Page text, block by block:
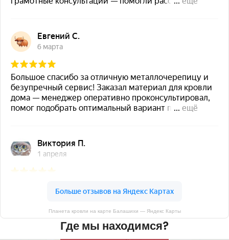
Планета кровли на карте Балашихи — Яндекс Карты
Где мы находимся?